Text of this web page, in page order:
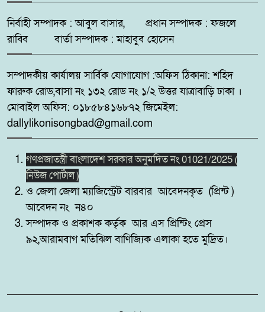
দুমকির আঙ্গারিয়ায় চেয়ারম্যান প্রার্থী
দেলোয়ার খানের মতবিনিময় সভা
৭
কুষ্টিয়ায় ‘ভিলেজ বয়েজ ক্লাব’র
উদ্যোগে মাদকবিরোধী ও
সচেতনতামূলক মিনি ফুটবল টুর্নামেন্ট
২০২৬ অনুষ্ঠিত
৮
সিলেট রেঞ্জের মধ্যে শ্রেষ্ট অফিসার
হিসেবে সম্মাননাপত্র গ্রহন করেন দিরাই
থানার ওসি মোঃ আমিনুল ইসলাম
৯
মদনে প্রশাসনের অভিযানে নিষিদ্ধ
বেড়জাল ও চায়না জাল পুড়িয়ে ধ্বংস,
১০
নির্বাহী সম্পাদক : আবুল বাসার, প্রধান সম্পাদক : ফজলে
রাব্বি বার্তা সম্পাদক : মাহাবুব হোসেন
সম্পাদকীয় কার্যালয় সার্বিক যোগাযোগ :অফিস ঠিকানা: শহিদ
ফারুক রোড,বাসা নং ১৩২ রোড নং ১/২ উত্তর যাত্রাবাড়ি ঢাকা ।
মোবাইল অফিস: ০১৮৫৮৪১৬৮৭২ জিমেইল:
dallylikonisongbad@gmail.com
গণপ্রজাতন্ত্রী বাংলাদেশ সরকার অনুমদিত নং 01021/2025 (
নিউজ পোর্টাল )
ও জেলা জেলা ম্যাজিস্ট্রেট বারবার আবেদনকৃত (প্রিন্ট )
আবেদন নং ন৪০
সম্পাদক ও প্রকাশক কর্তৃক আর এস প্রিন্টিং প্রেস
৯২,আরামবাগ মতিঝিল বাণিজ্যিক এলাকা হতে মুদ্রিত।